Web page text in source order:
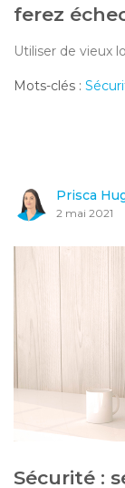
ferez
Utiliser de vieux
Mots-clés :
Prisca
2 mai 2021
Sécurité :